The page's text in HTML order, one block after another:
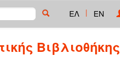
ΕΛ | EN
Βιβλιοθήκης